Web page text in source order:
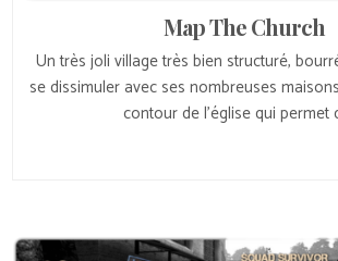
Map The Church
Un très joli village très bien structuré,
se dissimuler avec ses nombreuses
contour de l’église qui permet